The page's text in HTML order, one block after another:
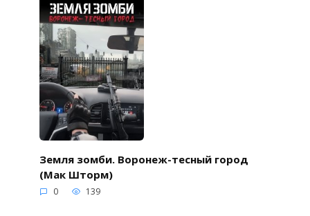
Земля зомби. Воронеж-тесный город
(Мак Шторм)
0 139